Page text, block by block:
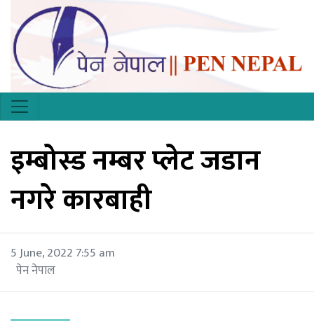
इम्बोस्ड नम्बर प्लेट जडान
नगरे कारबाही
5 June, 2022 7:55 am
पेन नेपाल